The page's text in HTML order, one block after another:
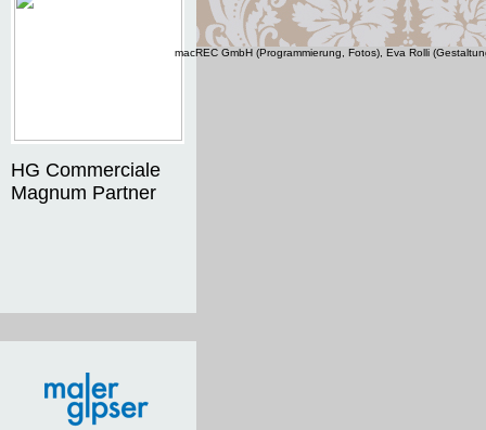
HG Commerciale
Magnum Partner
macREC GmbH (Programmierung, Fotos) Eva Rolli